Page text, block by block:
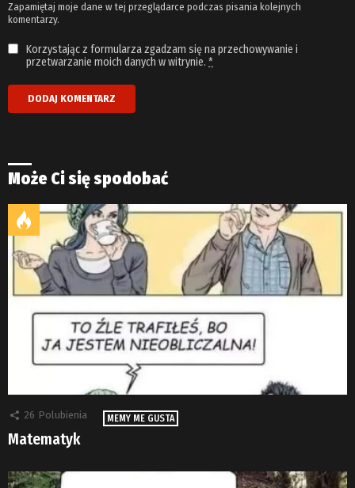
Zapamiętaj moje dane w tej przeglądarce podczas pisania kolejnych
komentarzy.
Korzystając z formularza zgadzam się na przechowywanie i
przetwarzanie moich danych w witrynie. *
Może Ci się spodobać
26 Polubienia MEMY ME GUSTA
Matematyk